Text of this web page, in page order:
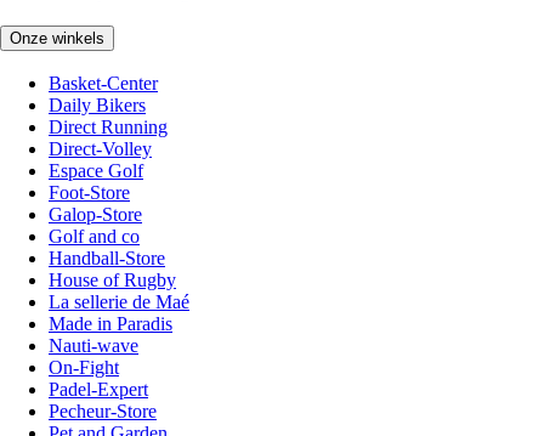
Onze winkels
Basket-Center
Daily Bikers
Direct Running
Direct-Volley
Espace Golf
Foot-Store
Galop-Store
Golf and co
Handball-Store
House of Rugby
La sellerie de Maé
Made in Paradis
Nauti-wave
On-Fight
Padel-Expert
Pecheur-Store